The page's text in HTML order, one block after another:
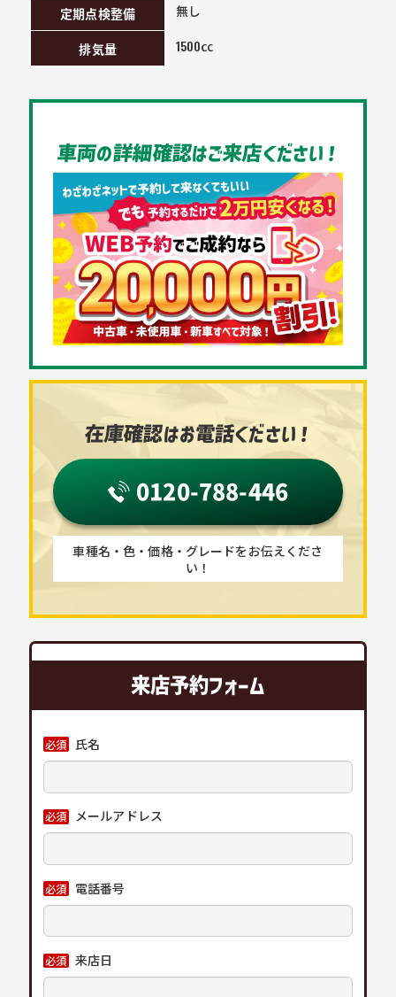
定期点検整備 無し
排気量 1500㏄
車両の詳細確認はご来店ください！
在庫確認はお電話ください！
0120-788-446
車種名・色・価格・グレードをお伝えくださ
い！
来店予約フォーム
必須 氏名
必須 メールアドレス
必須 電話番号
必須 来店日